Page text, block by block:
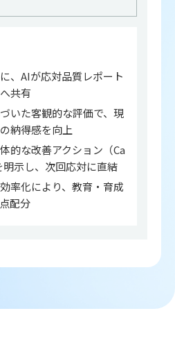
、AIが応対品質レポート
共有
いた客観的な評価で、現
納得感を向上
的な改善アクション（Ca
示し、次回応対に直結
率化により、教育・育成
配分